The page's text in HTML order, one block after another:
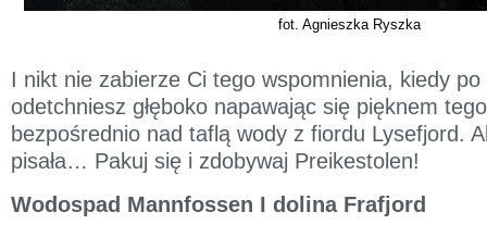
fot. Agnieszka Ryszka
I nikt nie zabierze Ci tego wspomnienia, kiedy
odetchniesz głęboko napawając się pięknem
bezpośrednio nad taflą wody z fiordu Lysefjord.
pisała… Pakuj się i zdobywaj Preikestolen!
Wodospad Mannfossen I dolina Frafjord